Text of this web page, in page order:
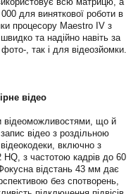
для виняткової роботи в
процесору Maestro IV з
та надійно навіть за
, так і для відеозйомки.
відео
що й
відео з роздільною
включно з
з частотою кадрів до 60
відстань 43 мм дає
без спотворень,